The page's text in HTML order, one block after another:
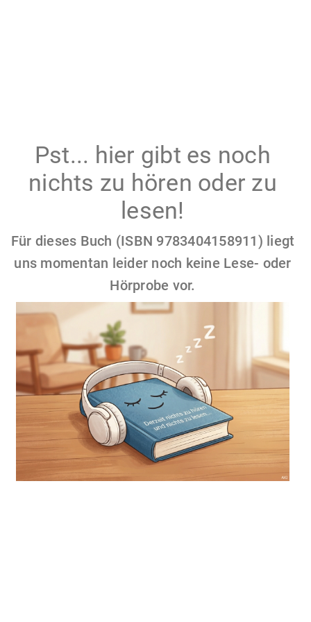
Pst... hier gibt es noch
nichts zu hören oder zu
lesen!
Für dieses Buch (ISBN 9783404158911) liegt
uns momentan leider noch keine Lese- oder
Hörprobe vor.